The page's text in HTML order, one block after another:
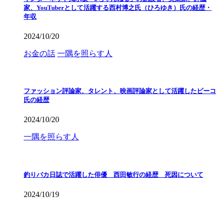
家、YouTuberとして活躍する西村博之氏（ひろゆき）氏の経歴・
年収
2024/10/20
お金の話 一隅を照らす人
ファッション評論家、タレント、映画評論家として活躍したピーコ
氏の経歴
2024/10/20
一隅を照らす人
釣りバカ日誌で活躍した俳優 西田敏行の経歴 死因について
2024/10/19